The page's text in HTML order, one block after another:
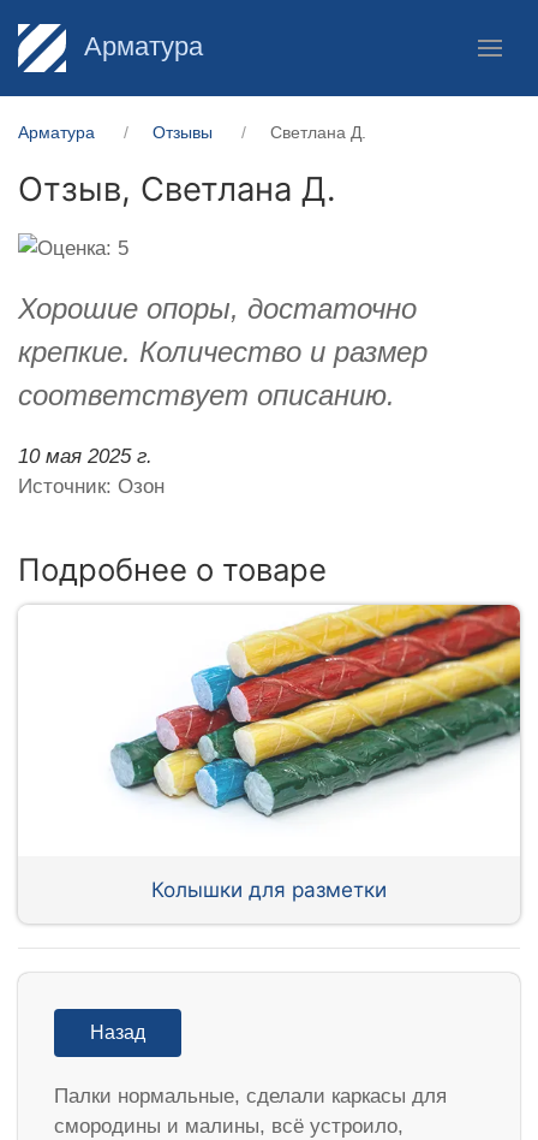
Арматура
Арматура Отзывы Светлана Д.
Отзыв, Светлана Д.
Хорошие опоры, достаточно
крепкие. Количество и размер
соответствует описанию.
10 мая 2025 г.
Источник: Озон
Подробнее о товаре
Колышки для разметки
Назад
Палки нормальные, сделали каркасы для
смородины и малины, всё устроило,